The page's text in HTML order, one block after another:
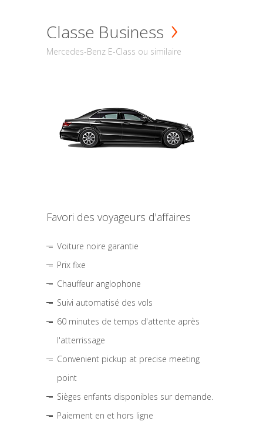
Classe Business
Mercedes-Benz E-Class ou similaire
Favori des voyageurs d'affaires
Voiture noire garantie
Prix fixe
Chauffeur anglophone
Suivi automatisé des vols
60 minutes de temps d'attente après
l'atterrissage
Convenient pickup at precise meeting
point
Sièges enfants disponibles sur demande.
Paiement en et hors ligne